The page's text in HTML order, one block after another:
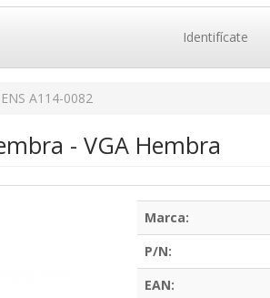
Identifícate
A114-0082
- VGA Hembra
Marca:
P/N:
EAN: